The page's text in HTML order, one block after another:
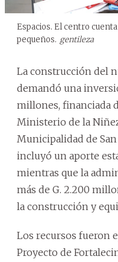
Espacios. El centro
pequeños. gentileza
La construcción del
demandó una
millones, financiada
Ministerio de la
Municipalidad de
incluyó un aporte
mientras que la
más de G. 2.200
la construcción y
Los recursos fueron
Proyecto de